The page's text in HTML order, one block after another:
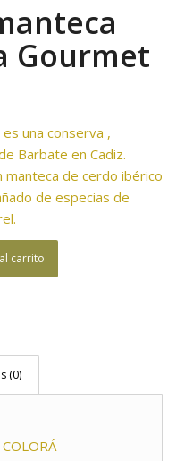
Gourmet
una conserva ,
Barbate en Cadiz.
manteca de cerdo ibérico
de especias de
carrito
(0)